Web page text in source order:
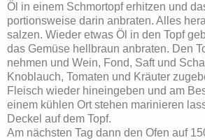
Öl in einem Schmortopf erhitzen und
portionsweise darin anbraten. Alles
salzen. Wieder etwas Öl in den Topf
das Gemüse hellbraun anbraten. Den
nehmen und Wein, Fond, Saft und
Knoblauch, Tomaten und Kräuter
Fleisch wieder hineingeben und am
einem kühlen Ort stehen marinieren
Deckel auf dem Topf.
Am nächsten Tag dann den Ofen auf